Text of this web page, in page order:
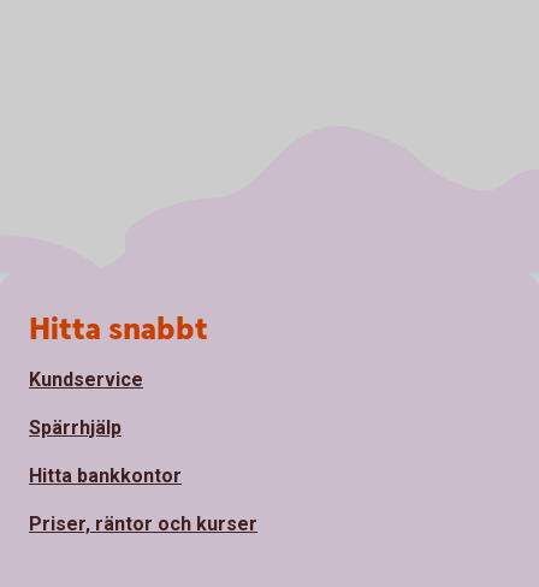
Sidfot
Hitta snabbt
Kundservice
Spärrhjälp
Hitta bankkontor
Priser, räntor och kurser